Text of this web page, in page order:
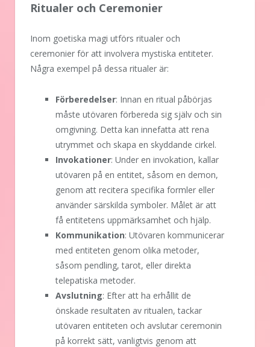
Ritualer och Ceremonier
Inom goetiska magi utförs ritualer och
ceremonier för att involvera mystiska entiteter.
Några exempel på dessa ritualer är:
Förberedelser: Innan en ritual påbörjas
måste utövaren förbereda sig själv och sin
omgivning. Detta kan innefatta att rena
utrymmet och skapa en skyddande cirkel.
Invokationer: Under en invokation, kallar
utövaren på en entitet, såsom en demon,
genom att recitera specifika formler eller
använder särskilda symboler. Målet är att
få entitetens uppmärksamhet och hjälp.
Kommunikation: Utövaren kommunicerar
med entiteten genom olika metoder,
såsom pendling, tarot, eller direkta
telepatiska metoder.
Avslutning: Efter att ha erhållit de
önskade resultaten av ritualen, tackar
utövaren entiteten och avslutar ceremonin
på korrekt sätt, vanligtvis genom att